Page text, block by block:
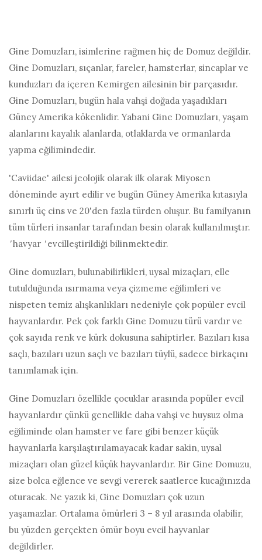
Gine Domuzları, isimlerine rağmen hiç de Domuz değildir.
Gine Domuzları, sıçanlar, fareler, hamsterlar, sincaplar ve
kunduzları da içeren Kemirgen ailesinin bir parçasıdır.
Gine Domuzları, bugün hala vahşi doğada yaşadıkları
Güney Amerika kökenlidir. Yabani Gine Domuzları, yaşam
alanlarını kayalık alanlarda, otlaklarda ve ormanlarda
yapma eğilimindedir.
'Caviidae' ailesi jeolojik olarak ilk olarak Miyosen
döneminde ayırt edilir ve bugün Güney Amerika kıtasıyla
sınırlı üç cins ve 20'den fazla türden oluşur. Bu familyanın
tüm türleri insanlar tarafından besin olarak kullanılmıştır.
havyar evcilleştirildiği bilinmektedir.
Gine domuzları, bulunabilirlikleri, uysal mizaçları, elle
tutulduğunda ısırmama veya çizmeme eğilimleri ve
nispeten temiz alışkanlıkları nedeniyle çok popüler evcil
hayvanlardır. Pek çok farklı Gine Domuzu türü vardır ve
çok sayıda renk ve kürk dokusuna sahiptirler. Bazıları kısa
saçlı, bazıları uzun saçlı ve bazıları tüylü, sadece birkaçını
tanımlamak için.
Gine Domuzları özellikle çocuklar arasında popüler evcil
hayvanlardır çünkü genellikle daha vahşi ve huysuz olma
eğiliminde olan hamster ve fare gibi benzer küçük
hayvanlarla karşılaştırılamayacak kadar sakin, uysal
mizaçları olan güzel küçük hayvanlardır. Bir Gine Domuzu,
size bolca eğlence ve sevgi vererek saatlerce kucağınızda
oturacak. Ne yazık ki, Gine Domuzları çok uzun
yaşamazlar. Ortalama ömürleri 3 – 8 yıl arasında olabilir,
bu yüzden gerçekten ömür boyu evcil hayvanlar
değildirler.